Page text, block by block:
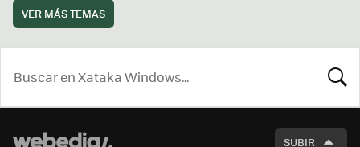
VER MÁS TEMAS
SUBIR